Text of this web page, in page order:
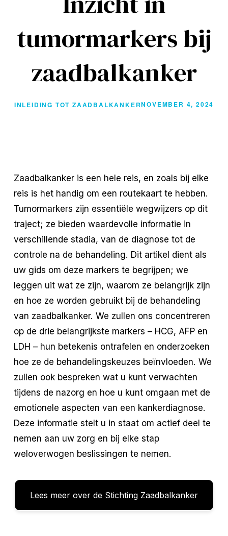
tumormarkers bij
zaadbalkanker
INLEIDING TOT ZAADBALKANKERNOVEMBER 4, 2024
Zaadbalkanker is een hele reis, en zoals bij elke
reis is het handig om een routekaart te hebben.
Tumormarkers zijn essentiële wegwijzers op dit
traject; ze bieden waardevolle informatie in
verschillende stadia, van de diagnose tot de
controle na de behandeling. Dit artikel dient als
uw gids om deze markers te begrijpen; we
leggen uit wat ze zijn, waarom ze belangrijk zijn
en hoe ze worden gebruikt bij de behandeling
van zaadbalkanker. We zullen ons concentreren
op de drie belangrijkste markers – HCG, AFP en
LDH – hun betekenis ontrafelen en onderzoeken
hoe ze de behandelingskeuzes beïnvloeden. We
zullen ook bespreken wat u kunt verwachten
tijdens de nazorg en hoe u kunt omgaan met de
emotionele aspecten van een kankerdiagnose.
Deze informatie stelt u in staat om actief deel te
nemen aan uw zorg en bij elke stap
weloverwogen beslissingen te nemen.
Lees meer over de Stichting Zaadbalkanker